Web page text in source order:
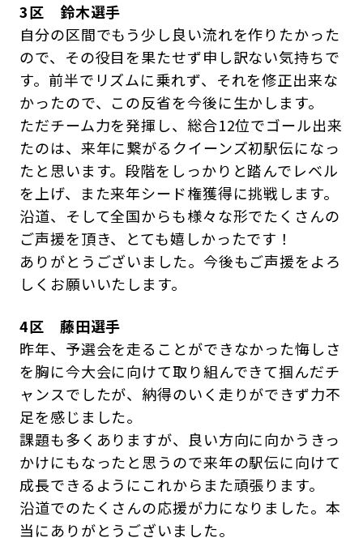
3区 鈴木選手
自分の区間でもう少し良い流れを作りたかった
ので、その役目を果たせず申し訳ない気持ちで
す。前半でリズムに乗れず、それを修正出来な
かったので、この反省を今後に生かします。
ただチーム力を発揮し、総合12位でゴール出来
たのは、来年に繋がるクイーンズ初駅伝になっ
たと思います。段階をしっかりと踏んでレベル
を上げ、また来年シード権獲得に挑戦します。
沿道、そして全国からも様々な形でたくさんの
ご声援を頂き、とても嬉しかったです！
ありがとうございました。今後もご声援をよろ
しくお願いいたします。
4区 藤田選手
昨年、予選会を走ることができなかった悔しさ
を胸に今大会に向けて取り組んできて掴んだチ
ャンスでしたが、納得のいく走りができず力不
足を感じました。
課題も多くありますが、良い方向に向かうきっ
かけにもなったと思うので来年の駅伝に向けて
成長できるようにこれからまた頑張ります。
沿道でのたくさんの応援が力になりました。本
当にありがとうございました。